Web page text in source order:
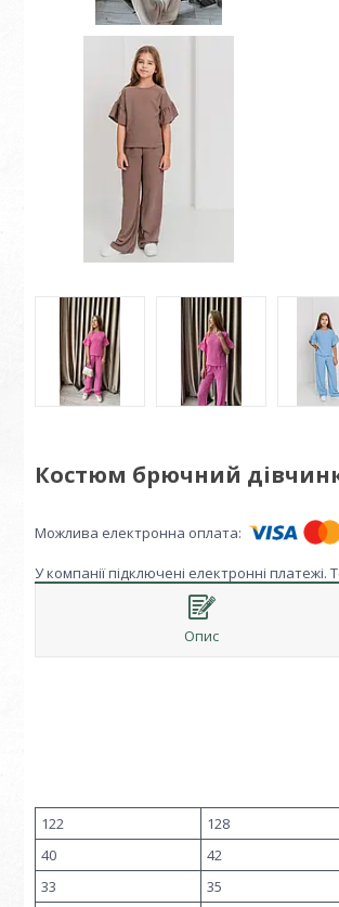
Костюм брючний
У компанії підключені електронні
Опис
122 128
40
42
33
35